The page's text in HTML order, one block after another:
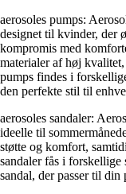
aerosoles pumps:
designet til kvinder, der
kompromis med
materialer af høj
pumps findes i
den perfekte stil til
aerosoles sandaler:
ideelle til
støtte og komfort,
sandaler fås i forskellige
sandal, der passer til din